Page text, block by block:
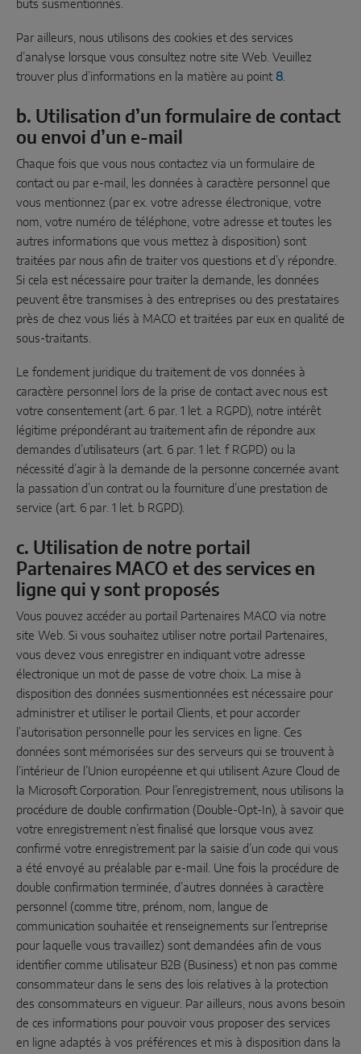
buts susmentionnés.
Par ailleurs, nous utilisons des cookies et des services
d’analyse lorsque vous consultez notre site Web. Veuillez
trouver plus d’informations en la matière au point 8.
b. Utilisation d’un formulaire de contact
ou envoi d’un e-mail
Chaque fois que vous nous contactez via un formulaire de
contact ou par e-mail, les données à caractère personnel que
vous mentionnez (par ex. votre adresse électronique, votre
nom, votre numéro de téléphone, votre adresse et toutes les
autres informations que vous mettez à disposition) sont
traitées par nous afin de traiter vos questions et d’y répondre.
Si cela est nécessaire pour traiter la demande, les données
peuvent être transmises à des entreprises ou des prestataires
près de chez vous liés à MACO et traitées par eux en qualité de
sous-traitants.
Le fondement juridique du traitement de vos données à
caractère personnel lors de la prise de contact avec nous est
votre consentement (art. 6 par. 1 let. a RGPD), notre intérêt
légitime prépondérant au traitement afin de répondre aux
demandes d’utilisateurs (art. 6 par. 1 let. f RGPD) ou la
nécessité d’agir à la demande de la personne concernée avant
la passation d’un contrat ou la fourniture d’une prestation de
service (art. 6 par. 1 let. b RGPD).
c. Utilisation de notre portail
Partenaires MACO et des services en
ligne qui y sont proposés
Vous pouvez accéder au portail Partenaires MACO via notre
site Web. Si vous souhaitez utiliser notre portail Partenaires,
vous devez vous enregistrer en indiquant votre adresse
électronique un mot de passe de votre choix. La mise à
disposition des données susmentionnées est nécessaire pour
administrer et utiliser le portail Clients, et pour accorder
l’autorisation personnelle pour les services en ligne. Ces
données sont mémorisées sur des serveurs qui se trouvent à
l’intérieur de l’Union européenne et qui utilisent Azure Cloud de
la Microsoft Corporation. Pour l’enregistrement, nous utilisons la
procédure de double confirmation (Double-Opt-In), à savoir que
votre enregistrement n’est finalisé que lorsque vous avez
confirmé votre enregistrement par la saisie d’un code qui vous
a été envoyé au préalable par e-mail. Une fois la procédure de
double confirmation terminée, d’autres données à caractère
personnel (comme titre, prénom, nom, langue de
communication souhaitée et renseignements sur l’entreprise
pour laquelle vous travaillez) sont demandées afin de vous
identifier comme utilisateur B2B (Business) et non pas comme
consommateur dans le sens des lois relatives à la protection
des consommateurs en vigueur. Par ailleurs, nous avons besoin
de ces informations pour pouvoir vous proposer des services
en ligne adaptés à vos préférences et mis à disposition dans la